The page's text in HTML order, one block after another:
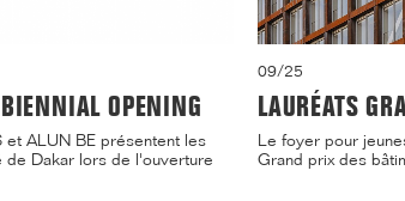
OPENING
et ALUN BE présentent les
de Dakar lors de l'ouverture
09/25
LAURÉATS
Le foyer pour
Grand prix des